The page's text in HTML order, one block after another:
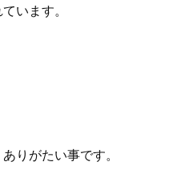
います。
りがたい事です。